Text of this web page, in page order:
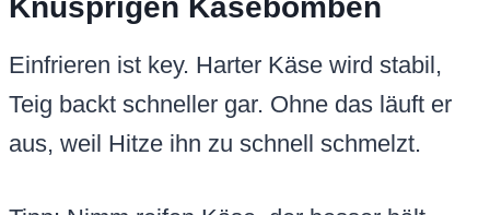
Knusprigen Käsebomben
Einfrieren ist key. Harter Käse wird stabil,
Teig backt schneller gar. Ohne das läuft er
aus, weil Hitze ihn zu schnell schmelzt.